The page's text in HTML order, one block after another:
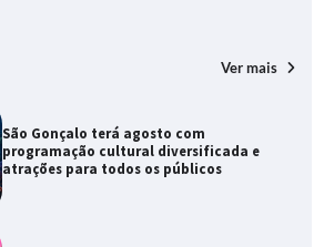
Ver mais
São Gonçalo terá agosto com
programação cultural diversificada e
atrações para todos os públicos